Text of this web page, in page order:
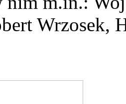
Wrzosek,